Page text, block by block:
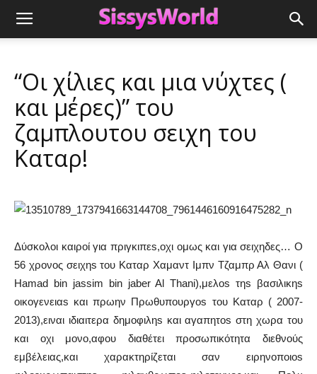
“Οι χίλιες και μια νύχτες (
και μέρες)” του
ζαμπλουτου σειχη του
Καταρ!
Δύσκολοι καιροί για πριγκιπεs,οχι ομως και για σειχηδες… Ο
56 χρονος σειχηs του Καταρ Χαμαντ Ιμπν Τζαμπρ Αλ Θανι (
Hamad bin jassim bin jaber Al Thani),μελοs τηs βασιλικηs
οικογενειαs και πρωην Πρωθυπουργοs του Καταρ ( 2007-
2013),ειναι ιδιαιτερα δημοφιληs και αγαπητοs στη χωρα του
και οχι μονο,αφου διαθέτει προσωπικότητα διεθνούς
εμβέλειας,και χαρακτηρίζεται σαν ειρηνοποιοs